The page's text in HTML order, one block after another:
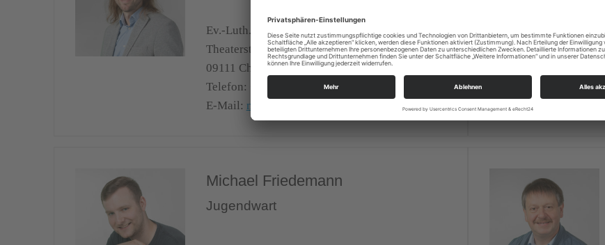
Ev.-Luth. Kirchenbezirk Chemnitz
Theaterstraße 25
09111 Chemnitz
Telefon:
+49 (0) 3725 778745
E-Mail: matthias.list@evlks.de
Michael Friedemann
Jugendwart